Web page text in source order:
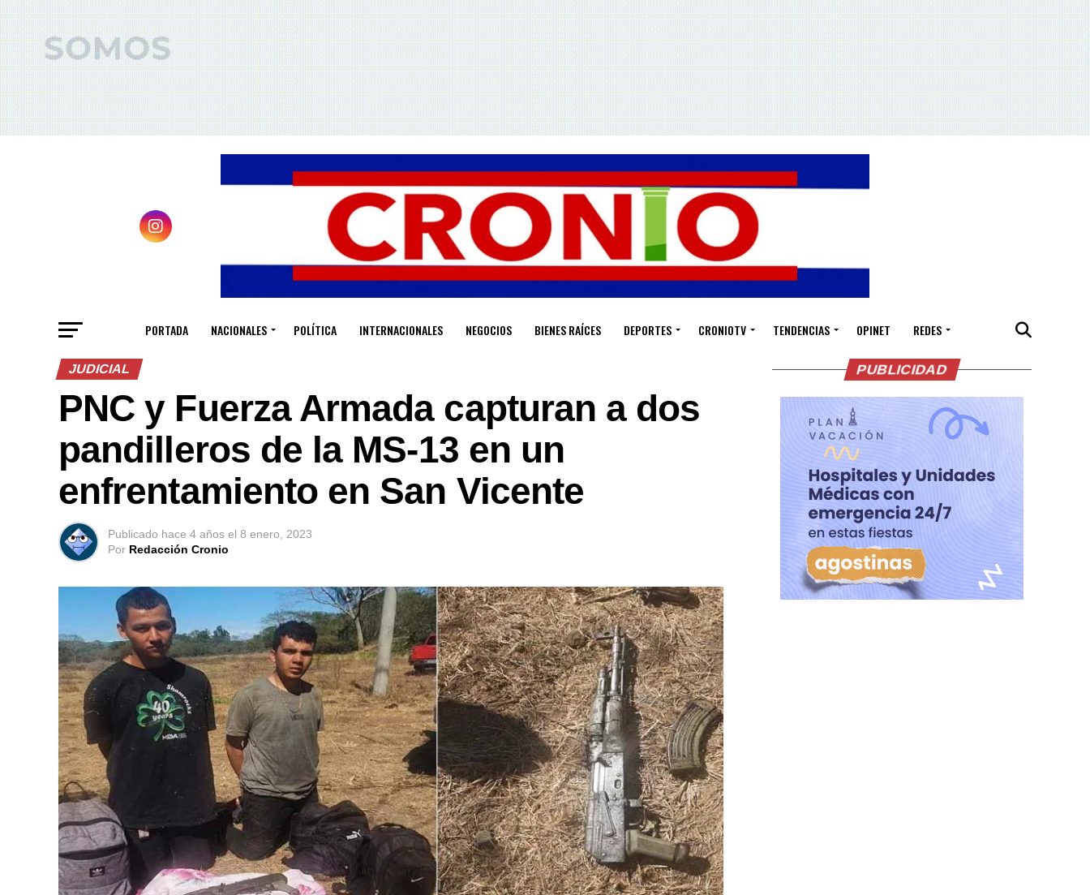
PORTADA NACIONALES POLÍTICA INTERNACIONALES NEGOCIOS BIENES RAÍCES DEPORTES CRONIOTV TENDENCIAS OPINET REDES
JUDICIAL
PNC y Fuerza Armada capturan a dos
pandilleros de la MS-13 en un
enfrentamiento en San Vicente
Publicado hace 4 años el 8 enero, 2023
Por Redacción Cronio
PUBLICIDAD